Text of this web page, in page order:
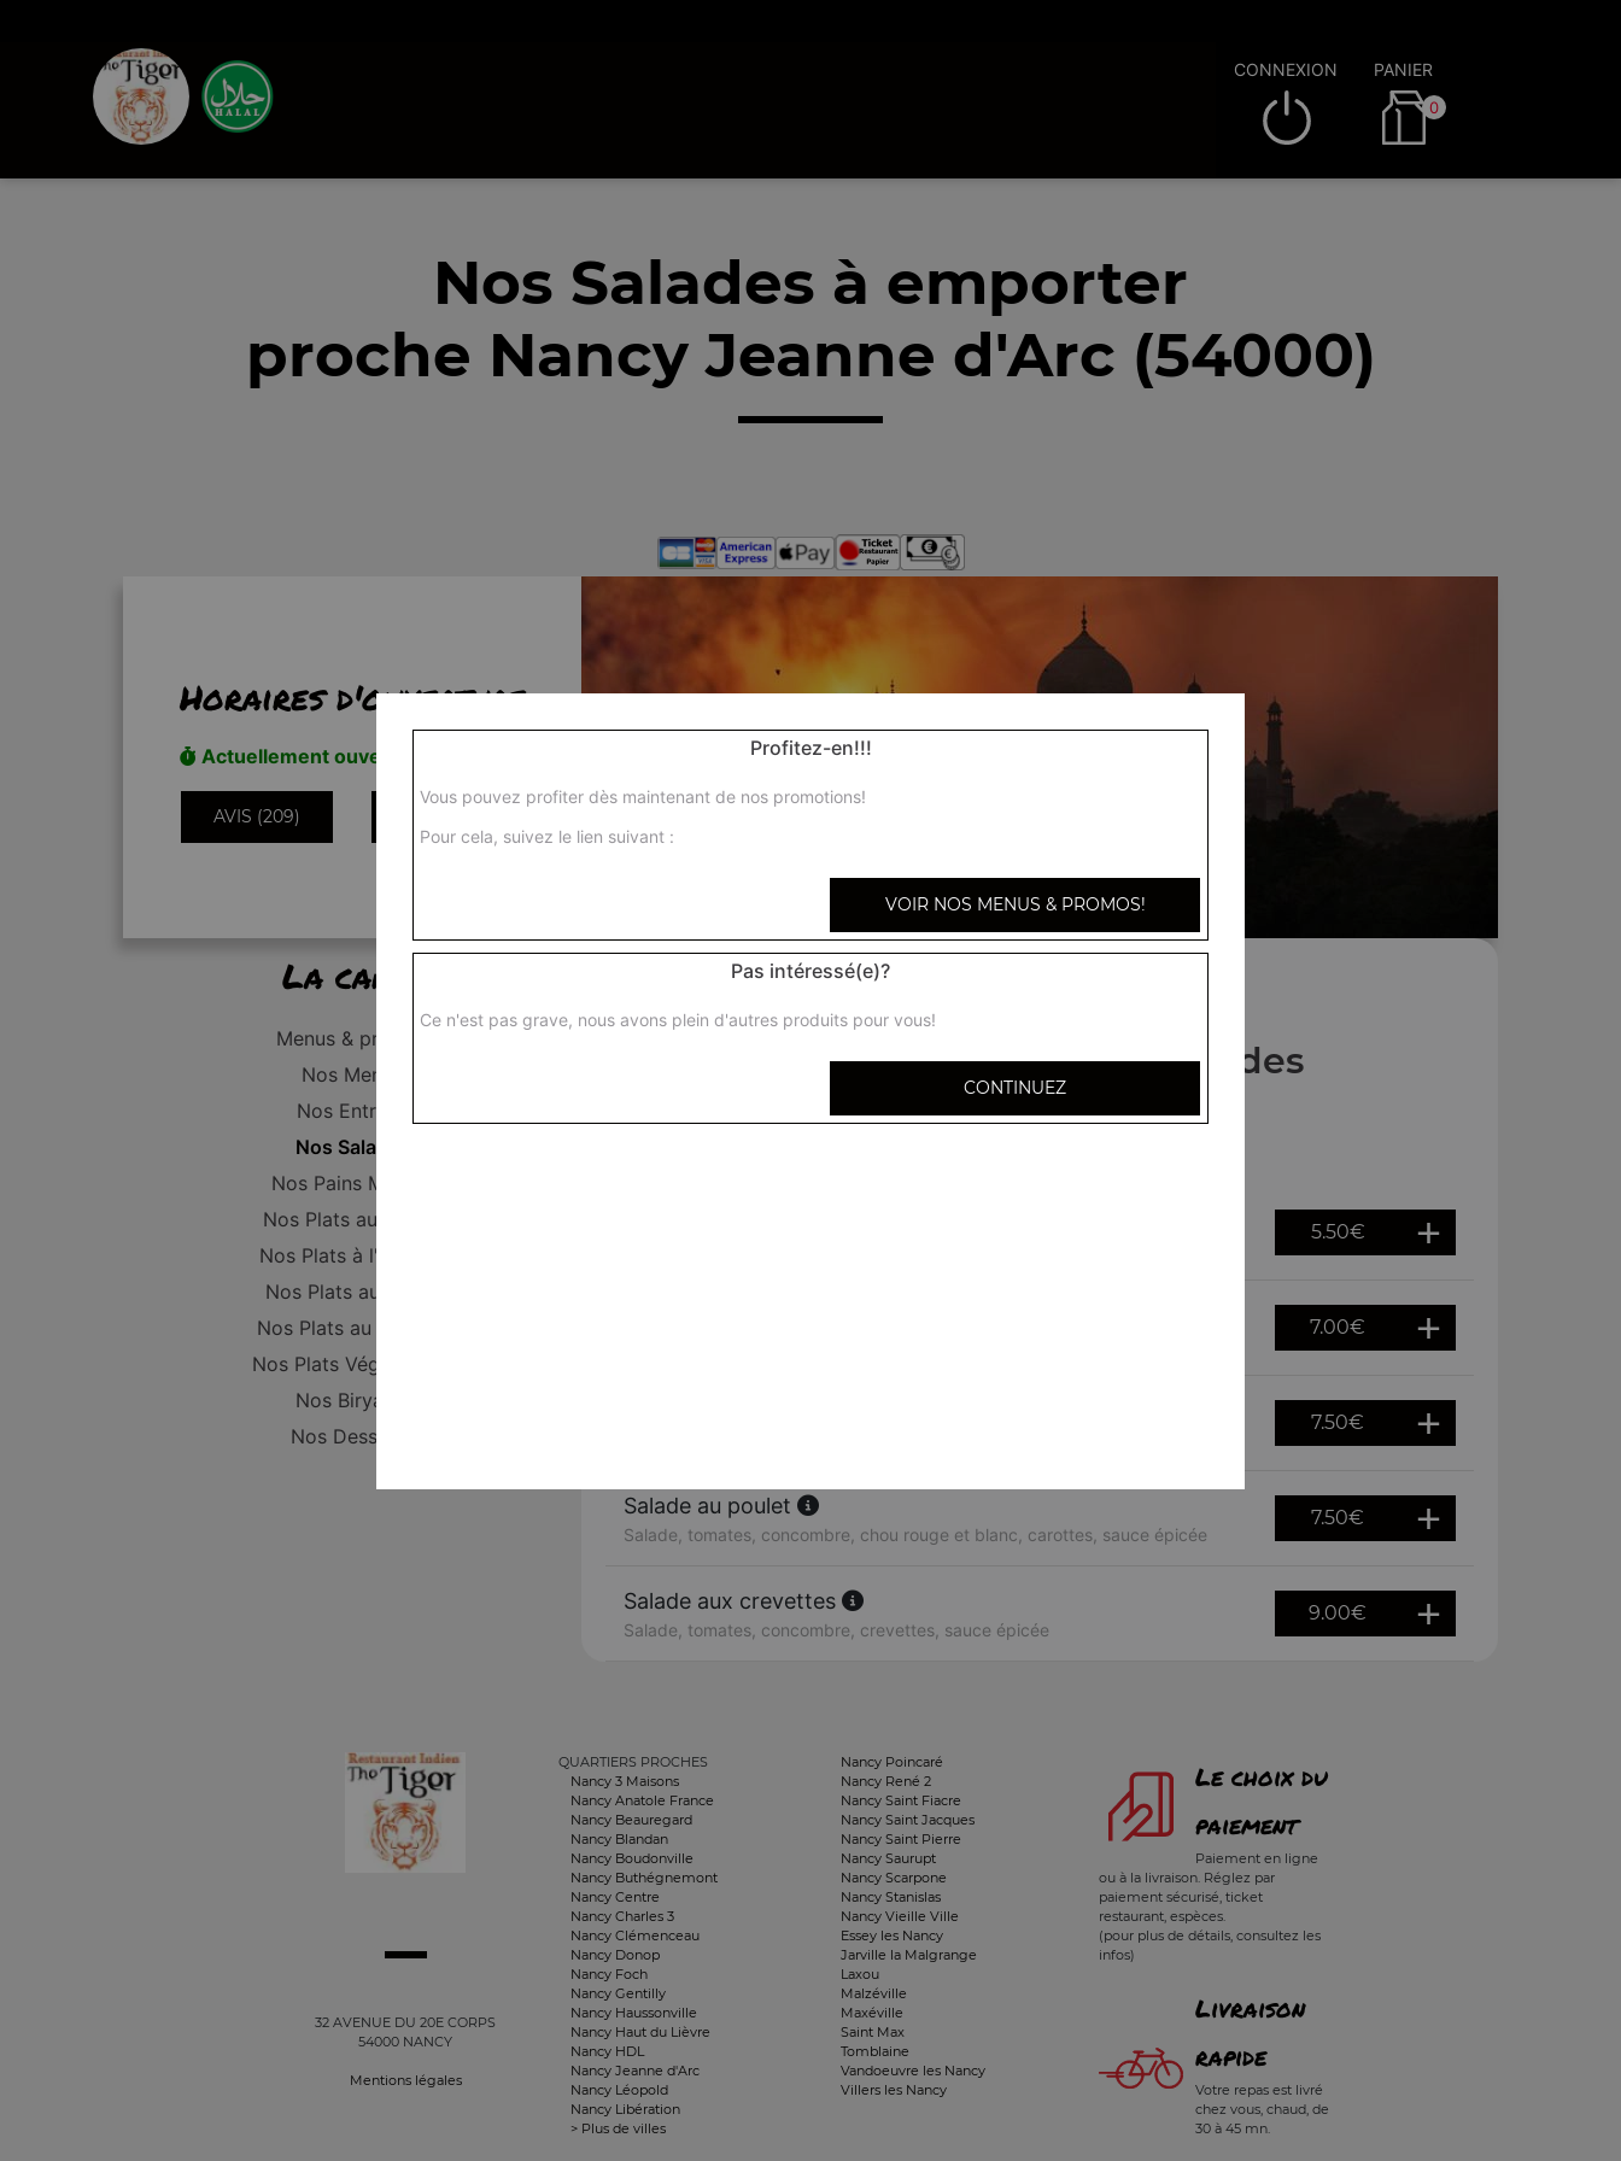
CONNEXION PANIER
0
Nos Salades à emporter
proche Nancy Jeanne d'Arc (54000)
Horaires d'ouverture
Actuellement ouvert
AVIS (209)
La carte
Menus & promos
Nos Menus
Nos Entrées
Nos Salades
Nos Pains Maison
Nos Plats au poulet
Nos Plats à l'Agneau
Nos Plats au Boeuf
Nos Plats au Poisson
Nos Plats Végétariens
Nos Biryanis
Nos Desserts
Nos Salades
5.50€
7.00€
7.50€
Salade au poulet
Salade, tomates, concombre, chou rouge et blanc, carottes, sauce épicée
7.50€
Salade aux crevettes
Salade, tomates, concombre, crevettes, sauce épicée
9.00€
32 AVENUE DU 20E CORPS
54000 NANCY
Mentions légales
QUARTIERS PROCHES
Nancy 3 Maisons
Nancy Anatole France
Nancy Beauregard
Nancy Blandan
Nancy Boudonville
Nancy Buthégnemont
Nancy Centre
Nancy Charles 3
Nancy Clémenceau
Nancy Donop
Nancy Foch
Nancy Gentilly
Nancy Haussonville
Nancy Haut du Lièvre
Nancy HDL
Nancy Jeanne d'Arc
Nancy Léopold
Nancy Libération
> Plus de villes
Nancy Poincaré
Nancy René 2
Nancy Saint Fiacre
Nancy Saint Jacques
Nancy Saint Pierre
Nancy Saurupt
Nancy Scarpone
Nancy Stanislas
Nancy Vieille Ville
Essey les Nancy
Jarville la Malgrange
Laxou
Malzéville
Maxéville
Saint Max
Tomblaine
Vandoeuvre les Nancy
Villers les Nancy
Le choix du
paiement
Paiement en ligne
ou à la livraison. Réglez par
paiement sécurisé, ticket
restaurant, espèces.
(pour plus de détails, consultez les
infos)
Livraison
rapide
Votre repas est livré
chez vous, chaud, de
30 à 45 mn.
Profitez-en!!!
Vous pouvez profiter dès maintenant de nos promotions!
Pour cela, suivez le lien suivant :
VOIR NOS MENUS & PROMOS!
Pas intéressé(e)?
Ce n'est pas grave, nous avons plein d'autres produits pour vous!
CONTINUEZ